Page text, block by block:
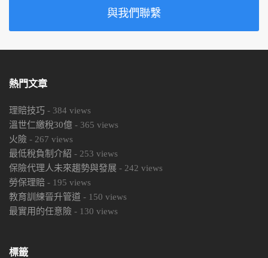
與我們聯繫
熱門文章
理賠技巧 - 384 views
溫世仁繳稅30億 - 365 views
火險 - 267 views
最低稅負制介紹 - 253 views
保險代理人未來趨勢與發展 - 242 views
勞保理賠 - 195 views
教育訓練晉升管道 - 150 views
最實用的任意險 - 130 views
標籤